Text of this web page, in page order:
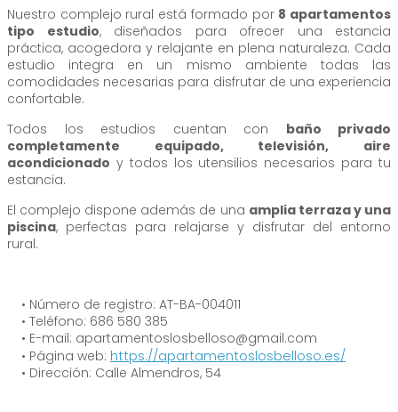
Nuestro complejo rural está formado por 8 apartamentos
tipo estudio, diseñados para ofrecer una estancia
práctica, acogedora y relajante en plena naturaleza. Cada
estudio integra en un mismo ambiente todas las
comodidades necesarias para disfrutar de una experiencia
confortable.
Todos los estudios cuentan con baño privado
completamente equipado, televisión, aire
acondicionado y todos los utensilios necesarios para tu
estancia.
El complejo dispone además de una amplia terraza y una
piscina, perfectas para relajarse y disfrutar del entorno
rural.
• Número de registro: AT-BA-004011
• Teléfono: 686 580 385
• E-mail: apartamentoslosbelloso@gmail.com
• Página web: https://apartamentoslosbelloso.es/
• Dirección: Calle Almendros, 54